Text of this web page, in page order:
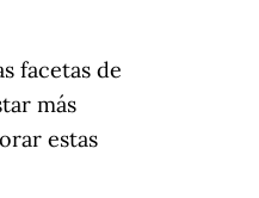
facetas de
más
estas